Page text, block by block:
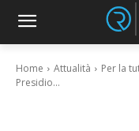
Home Attualità
Per la
Presidio...